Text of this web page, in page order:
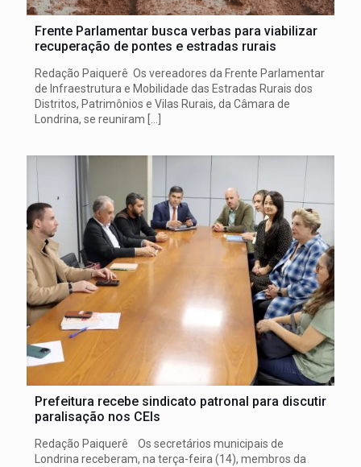
Frente Parlamentar busca verbas para viabilizar
recuperação de pontes e estradas rurais
Redação Paiquerê Os vereadores da Frente Parlamentar
de Infraestrutura e Mobilidade das Estradas Rurais dos
Distritos, Patrimônios e Vilas Rurais, da Câmara de
Londrina, se reuniram […]
Prefeitura recebe sindicato patronal para discutir
paralisação nos CEIs
Redação Paiquerê Os secretários municipais de
Londrina receberam, na terça-feira (14), membros da